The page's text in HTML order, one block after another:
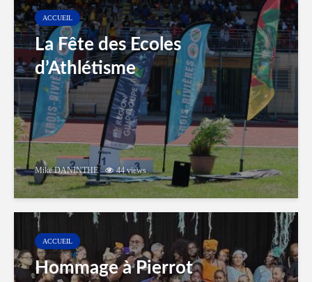
ACCUEIL
La Fête des Ecoles
d’Athlétisme
Mike DANINTHE 44 views
ACCUEIL
Hommage à Pierrot